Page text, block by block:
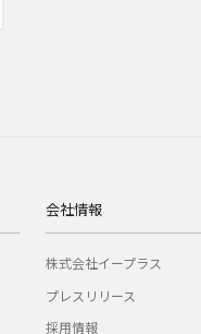
会社情報
株式会社イープラス
プレスリリース
採用情報